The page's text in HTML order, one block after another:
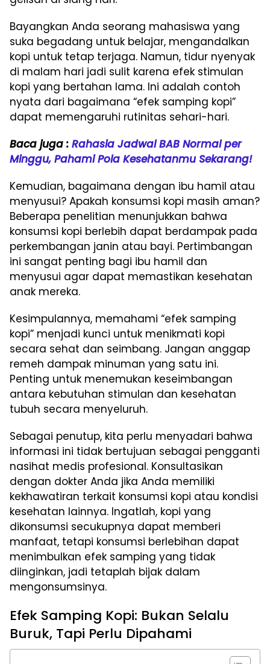
Bayangkan Anda seorang mahasiswa yang
suka begadang untuk belajar, mengandalkan
kopi untuk tetap terjaga. Namun, tidur nyenyak
di malam hari jadi sulit karena efek stimulan
kopi yang bertahan lama. Ini adalah contoh
nyata dari bagaimana “efek samping kopi”
dapat memengaruhi rutinitas sehari-hari.
Baca juga : Rahasia Jadwal BAB Normal per
Minggu, Pahami Pola Kesehatanmu Sekarang!
Kemudian, bagaimana dengan ibu hamil atau
menyusui? Apakah konsumsi kopi masih aman?
Beberapa penelitian menunjukkan bahwa
konsumsi kopi berlebih dapat berdampak pada
perkembangan janin atau bayi. Pertimbangan
ini sangat penting bagi ibu hamil dan
menyusui agar dapat memastikan kesehatan
anak mereka.
Kesimpulannya, memahami “efek samping
kopi” menjadi kunci untuk menikmati kopi
secara sehat dan seimbang. Jangan anggap
remeh dampak minuman yang satu ini.
Penting untuk menemukan keseimbangan
antara kebutuhan stimulan dan kesehatan
tubuh secara menyeluruh.
Sebagai penutup, kita perlu menyadari bahwa
informasi ini tidak bertujuan sebagai pengganti
nasihat medis profesional. Konsultasikan
dengan dokter Anda jika Anda memiliki
kekhawatiran terkait konsumsi kopi atau kondisi
kesehatan lainnya. Ingatlah, kopi yang
dikonsumsi secukupnya dapat memberi
manfaat, tetapi konsumsi berlebihan dapat
menimbulkan efek samping yang tidak
diinginkan, jadi tetaplah bijak dalam
mengonsumsinya.
Efek Samping Kopi: Bukan Selalu
Buruk, Tapi Perlu Dipahami